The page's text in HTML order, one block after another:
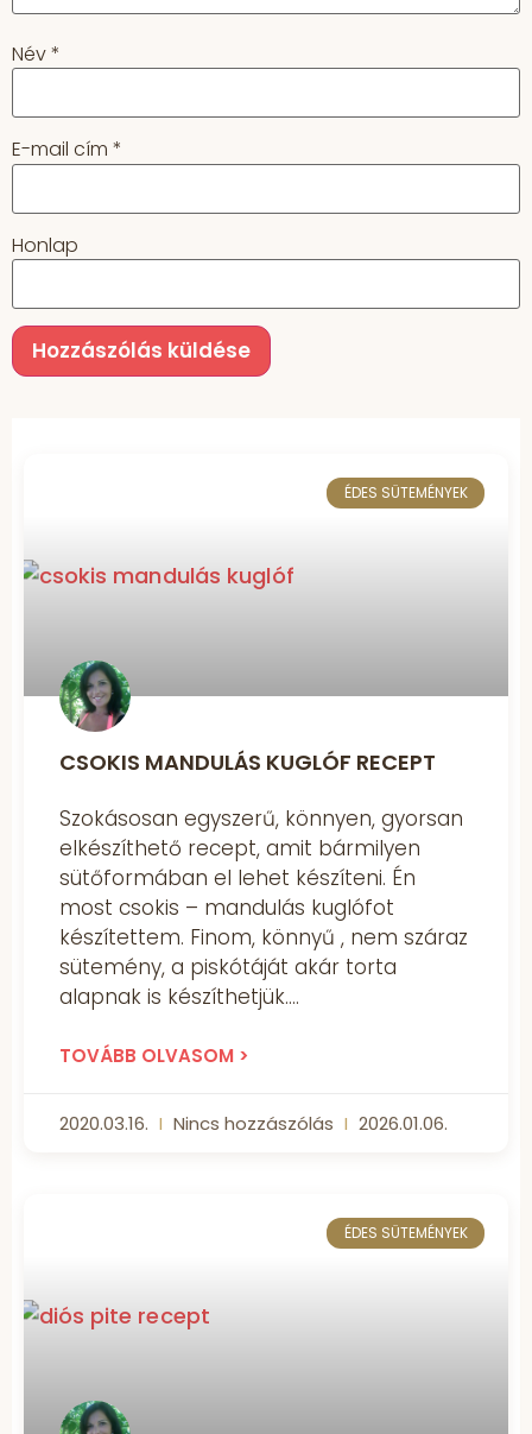
Név*
E-mail cím *
Honlap
ÉDES SÜTEMÉNYEK
CSOKIS MANDULÁS KUGLÓF RECEPT
Szokásosan egyszerű, könnyen, gyorsan
elkészíthető recept, amit bármilyen
sütőformában el lehet készíteni. Én
most csokis – mandulás kuglófot
készítettem. Finom, könnyű , nem száraz
sütemény, a piskótáját akár torta
alapnak is készíthetjük.
TOVÁBB OLVASOM >
2020.03.16. Nincs hozzászólás 2026.01.06.
ÉDES SÜTEMÉNYEK